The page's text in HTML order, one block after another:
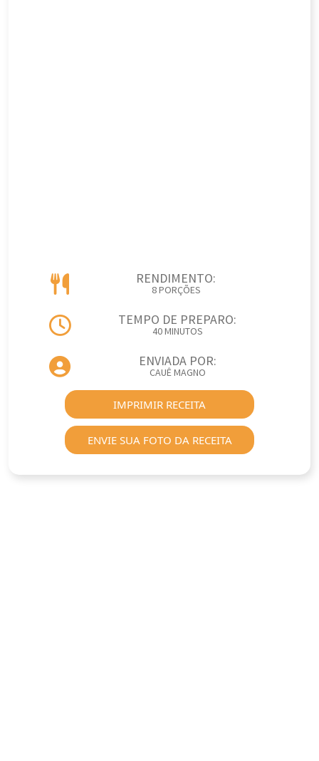
RENDIMENTO:
8 PORÇÕES
TEMPO DE PREPARO:
40 MINUTOS
ENVIADA POR:
CAUÊ MAGNO
IMPRIMIR RECEITA
ENVIE SUA FOTO DA RECEITA